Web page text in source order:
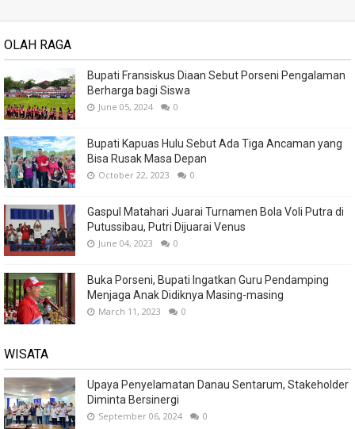
OLAH RAGA
Bupati Fransiskus Diaan Sebut Porseni Pengalaman
Berharga bagi Siswa
June 05, 2024 0
Bupati Kapuas Hulu Sebut Ada Tiga Ancaman yang
Bisa Rusak Masa Depan
October 22, 2023 0
Gaspul Matahari Juarai Turnamen Bola Voli Putra di
Putussibau, Putri Dijuarai Venus
June 04, 2023 0
Buka Porseni, Bupati Ingatkan Guru Pendamping
Menjaga Anak Didiknya Masing-masing
March 11, 2023 0
WISATA
Upaya Penyelamatan Danau Sentarum, Stakeholder
Diminta Bersinergi
September 06, 2024 0